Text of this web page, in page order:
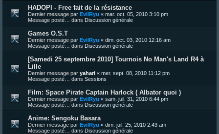
HADOPI - Free fait de la résistance
Dernier message par EvilRyu « mar. oct. 05, 2010 3:10 pm
Message posté… dans Discussion générale
Games O.S.T
Dernier message par EvilRyu « dim. oct. 03, 2010 12:16 am
Message posté… dans Discussion générale
[Samedi 25 septembre 2010] Tournois No Man's Land R4 à
Lille
Dernier message par yahari « mer. sept. 08, 2010 11:12 pm
Message posté… dans Sessions
Film: Space Pirate Captain Harlock ( Albator quoi )
Dernier message par EvilRyu « sam. juil. 31, 2010 6:44 pm
Message posté… dans Discussion générale
Anime: Sengoku Basara
Dernier message par EvilRyu « dim. juil. 25, 2010 2:43 am
Message posté… dans Discussion générale